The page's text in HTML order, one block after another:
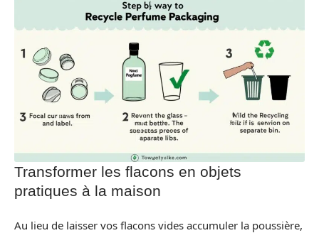
Transformer les flacons en objets
pratiques à la maison
Au lieu de laisser vos flacons vides accumuler la poussière,